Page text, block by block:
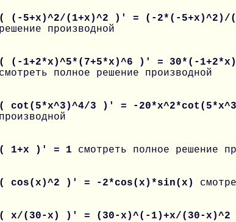
( (-5+x)^2/(1+x)^2 )' = (-2*(-5+x)^2)/
решение производной
( (-1+2*x)^5*(7+5*x)^6 )' = 30*(-
смотреть полное решение производной
( cot(5*x^3)^4/3 )' = -
производной
( 1+x )' = 1 смотреть полное решение
( cos(x)^2 )' = -2*cos(x)*sin(x)
( x/(30-x) )' = (30-x)^(-1)+x/(30-x)^2